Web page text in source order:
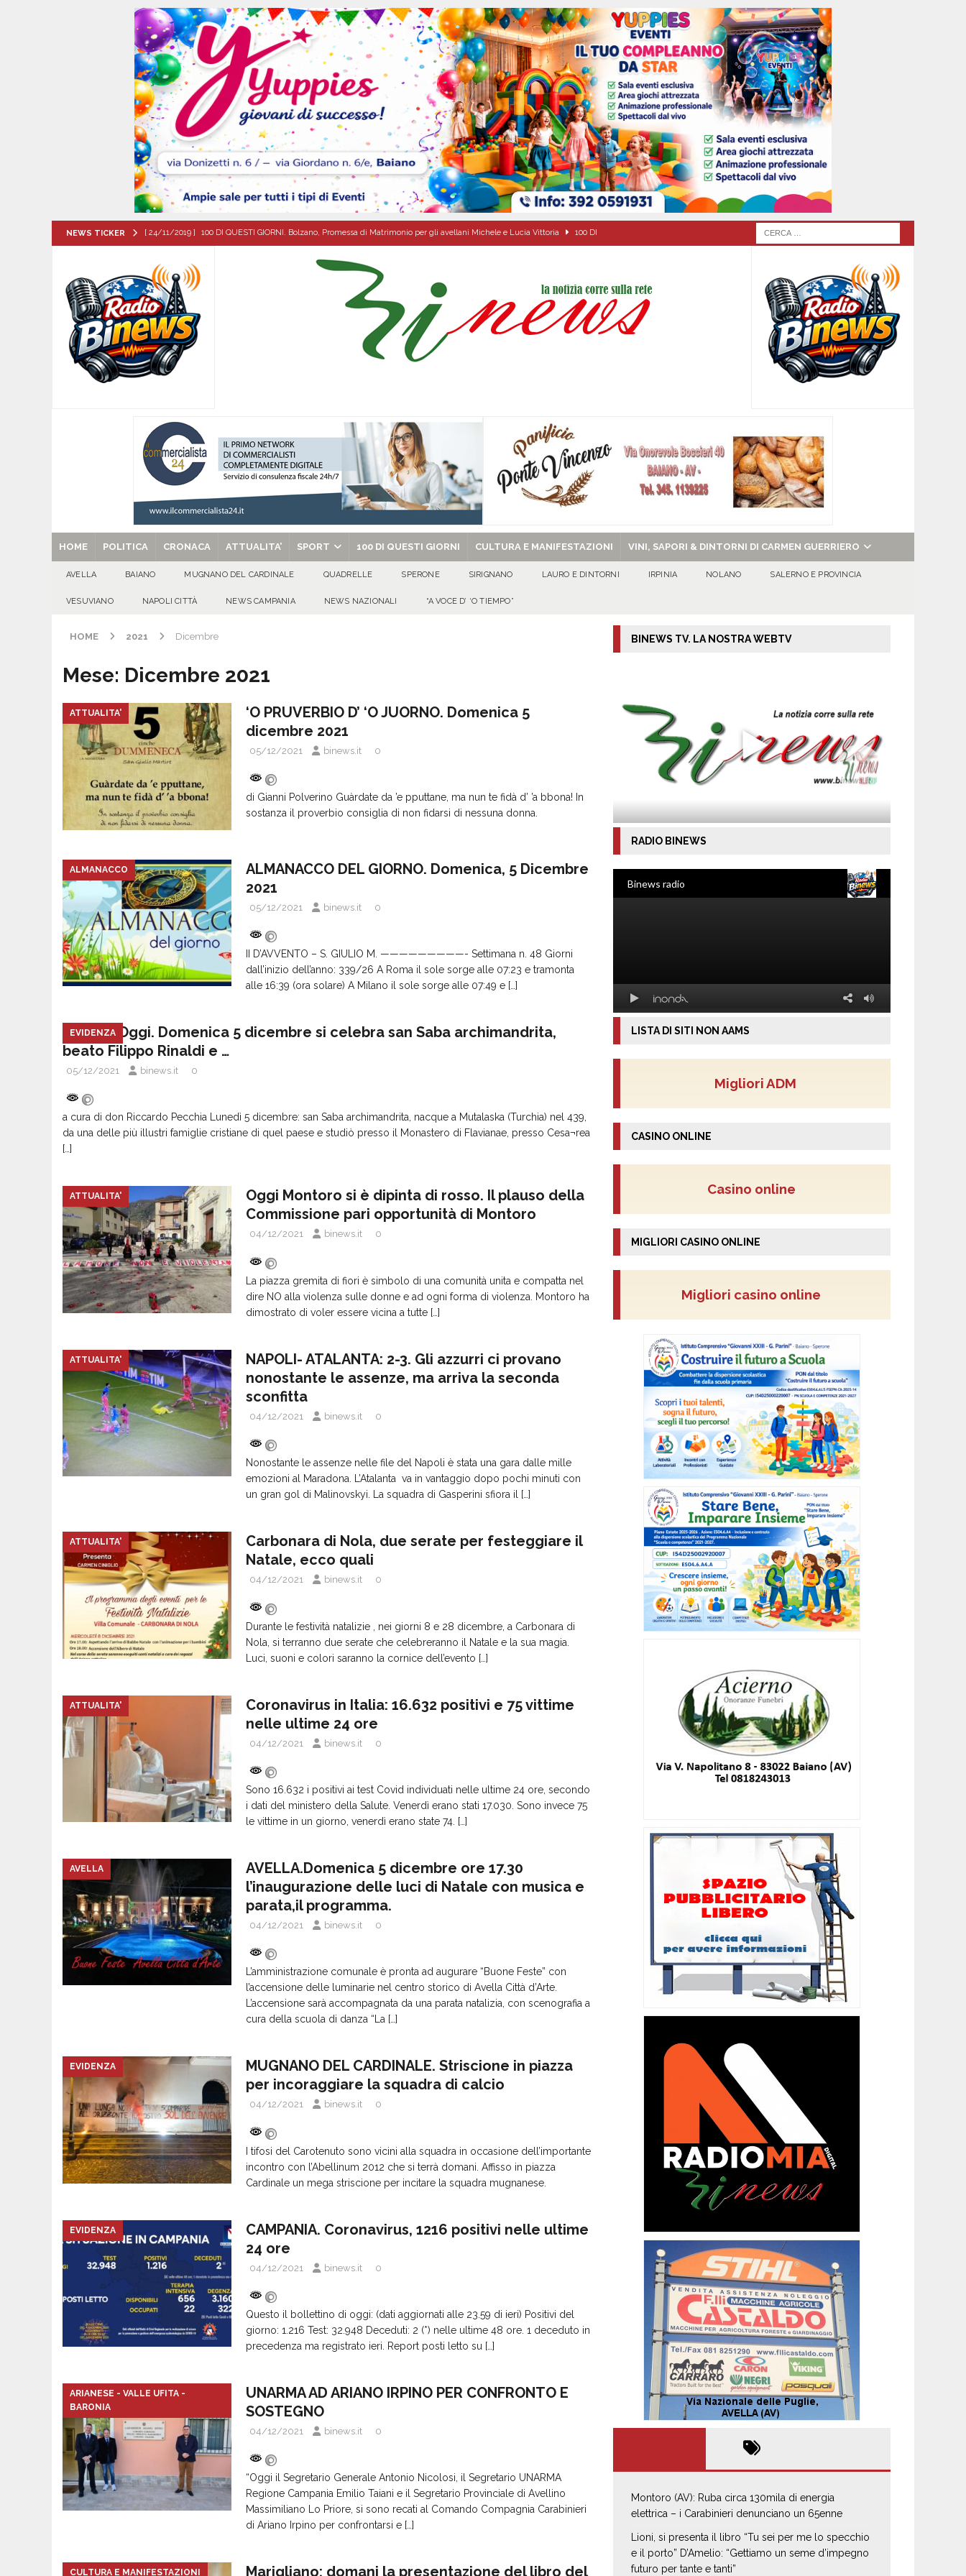
NEWS TICKER [ 24/11/2019 ] 100 DI QUESTI GIORNI. Bolzano, Promessa di Matrimonio per gli avellani Michele e Lucia Vittoria 100 DI
[ 07/08/2026 ] Montoro (AV): Ruba circa 130mila di energia elettrica – i Carabinieri denunciano un 65enne
[ 07/08/2026 ] Lioni, si presenta il libro “Tu sei per me lo specchio e il porto” D’Amelio: “Gettiamo un seme d’impegno futuro
per tante e tanti”
[ 07/08/2026 ] Per la dignità del gonfalone di Sant’Andrea — Appello per l’inclusione e la tutela delle tradizioni di Sirignano
CULTURA E MANIFESTAZIONI
[ 07/08/2026 ] Baiano in festa per i 40 anni di Carla Miceli: gli auguri speciali della famiglia Colucci 100 DI QUESTI GIORNI
[ 29/08/2025 ] SANT’Oggi. Venerdì 29 agosto la chiesa celebra il Martirio di san Giovanni Battista e santa Sabina EVIDENZA
HOME POLITICA CRONACA ATTUALITA’ SPORT 100 DI QUESTI GIORNI CULTURA E MANIFESTAZIONI VINI, SAPORI & DINTORNI DI CARMEN GUERRIERO
AVELLA BAIANO MUGNANO DEL CARDINALE QUADRELLE SPERONE SIRIGNANO LAURO E DINTORNI IRPINIA NOLANO SALERNO E PROVINCIA
VESUVIANO NAPOLI CITTÀ NEWS CAMPANIA NEWS NAZIONALI “A VOCE D’ ‘O TIEMPO”
HOME 2021 Dicembre
Mese: Dicembre 2021
ATTUALITA'
‘O PRUVERBIO D’ ‘O JUORNO. Domenica 5
dicembre 2021
05/12/2021 binews.it 0
di Gianni Polverino Guàrdate da ’e pputtane, ma nun te fidà d’ ’a bbona! In
sostanza il proverbio consiglia di non fidarsi di nessuna donna.
ALMANACCO
ALMANACCO DEL GIORNO. Domenica, 5 Dicembre
2021
05/12/2021 binews.it 0
II D’AVVENTO – S. GIULIO M. —————————- Settimana n. 48 Giorni
dall’inizio dell’anno: 339/26 A Roma il sole sorge alle 07:23 e tramonta
alle 16:39 (ora solare) A Milano il sole sorge alle 07:49 e […]
EVIDENZA
SANT’Oggi. Domenica 5 dicembre si celebra san Saba archimandrita,
beato Filippo Rinaldi e …
05/12/2021 binews.it 0
a cura di don Riccardo Pecchia Lunedì 5 dicembre: san Saba archimandrita, nacque a Mutalaska (Turchia) nel 439,
da una delle più illustri famiglie cristiane di quel paese e studiò presso il Monastero di Flavianae, presso Cesa¬rea
[…]
ATTUALITA'
Oggi Montoro si è dipinta di rosso. Il plauso della
Commissione pari opportunità di Montoro
04/12/2021 binews.it 0
La piazza gremita di fiori è simbolo di una comunità unita e compatta nel
dire NO alla violenza sulle donne e ad ogni forma di violenza. Montoro ha
dimostrato di voler essere vicina a tutte […]
ATTUALITA'
NAPOLI- ATALANTA: 2-3. Gli azzurri ci provano
nonostante le assenze, ma arriva la seconda
sconfitta
04/12/2021 binews.it 0
Nonostante le assenze nelle file del Napoli è stata una gara dalle mille
emozioni al Maradona. L’Atalanta va in vantaggio dopo pochi minuti con
un gran gol di Malinovskyi. La squadra di Gasperini sfiora il
[…]
ATTUALITA'
Carbonara di Nola, due serate per festeggiare il
Natale, ecco quali
04/12/2021 binews.it 0
Durante le festività natalizie , nei giorni 8 e 28 dicembre, a Carbonara di
Nola, si terranno due serate che celebreranno il Natale e la sua magia.
Luci, suoni e colori saranno la cornice dell’evento […]
ATTUALITA'
Coronavirus in Italia: 16.632 positivi e 75 vittime
nelle ultime 24 ore
04/12/2021 binews.it 0
Sono 16.632 i positivi ai test Covid individuati nelle ultime 24 ore, secondo
i dati del ministero della Salute. Venerdì erano stati 17.030. Sono invece 75
le vittime in un giorno, venerdì erano state 74. […]
AVELLA
AVELLA.Domenica 5 dicembre ore 17.30
l’inaugurazione delle luci di Natale con musica e
parata,il programma.
04/12/2021 binews.it 0
L’amministrazione comunale è pronta ad augurare “Buone Feste” con
l’accensione delle luminarie nel centro storico di Avella Città d’Arte.
L’accensione sarà accompagnata da una parata natalizia, con scenografia a
cura della scuola di danza “La […]
EVIDENZA
MUGNANO DEL CARDINALE. Striscione in piazza
per incoraggiare la squadra di calcio
04/12/2021 binews.it 0
I tifosi del Carotenuto sono vicini alla squadra in occasione dell’importante
incontro con l’Abellinum 2012 che si terrà domani. Affisso in piazza
Cardinale un mega striscione per incitare la squadra mugnanese.
EVIDENZA
CAMPANIA. Coronavirus, 1216 positivi nelle ultime
24 ore
04/12/2021 binews.it 0
Questo il bollettino di oggi: (dati aggiornati alle 23.59 di ieri) Positivi del
giorno: 1.216 Test: 32.948 Deceduti: 2 (*) nelle ultime 48 ore. 1 deceduto in
precedenza ma registrato ieri. Report posti letto su […]
ARIANESE - VALLE UFITA -
BARONIA
UNARMA AD ARIANO IRPINO PER CONFRONTO E
SOSTEGNO
04/12/2021 binews.it 0
“Oggi il Segretario Generale Antonio Nicolosi, il Segretario UNARMA
Regione Campania Emilio Taiani e il Segretario Provinciale di Avellino
Massimiliano Lo Priore, si sono recati al Comando Compagnia Carabinieri
di Ariano Irpino per confrontarsi e […]
CULTURA E MANIFESTAZIONI Marigliano: domani la presentazione del libro del
BINEWS TV. LA NOSTRA WEBTV
RADIO BINEWS
LISTA DI SITI NON AAMS
Migliori ADM
CASINO ONLINE
Casino online
MIGLIORI CASINO ONLINE
Migliori casino online
Montoro (AV): Ruba circa 130mila di energia
elettrica – i Carabinieri denunciano un 65enne
Lioni, si presenta il libro “Tu sei per me lo specchio
e il porto” D’Amelio: “Gettiamo un seme d’impegno
futuro per tante e tanti”